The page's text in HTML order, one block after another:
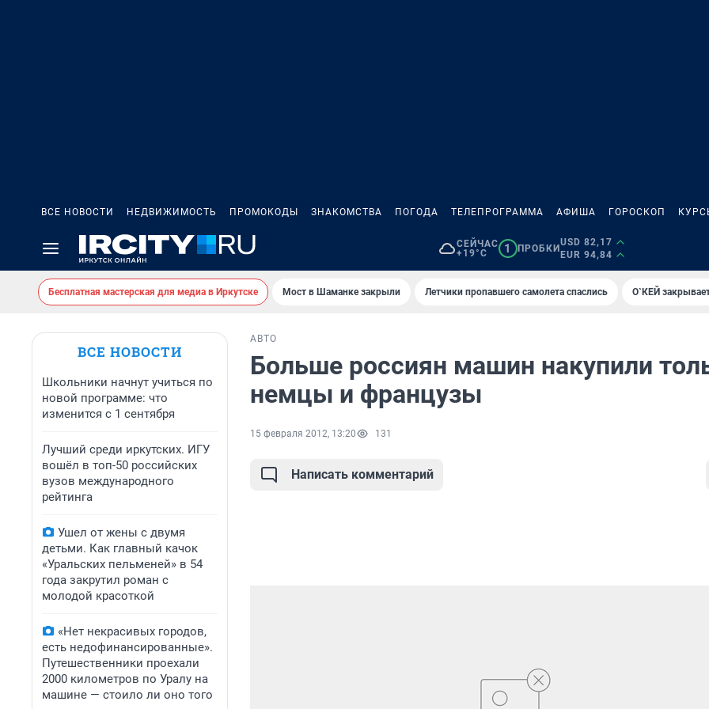
ВСЕ НОВОСТИ НЕДВИЖИМОСТЬ ПРОМОКОДЫ ЗНАКОМСТВА ПОГОДА ТЕЛЕПРОГРАММА АФИША ГОРОСКОП
СЕЙЧАС
+19°C
1 ПРОБКИ
USD 82,17
EUR 94,84
Бесплатная мастерская для медиа в Иркутске Мост в Шаманке закрыли Летчики пропавшего самолета спаслись О`КЕЙ
ВСЕ НОВОСТИ
Школьники начнут учиться по
новой программе: что
изменится с 1 сентября
Лучший среди иркутских. ИГУ
вошёл в топ-50 российских
вузов международного
рейтинга
Ушел от жены с двумя
детьми. Как главный качок
«Уральских пельменей» в 54
года закрутил роман с
молодой красоткой
«Нет некрасивых городов,
есть недофинансированные».
Путешественники проехали
2000 километров по Уралу на
машине — стоило ли оно того
АВТО
Больше россиян машин накупили
немцы и французы
15 февраля 2012, 13:20 131
Написать комментарий